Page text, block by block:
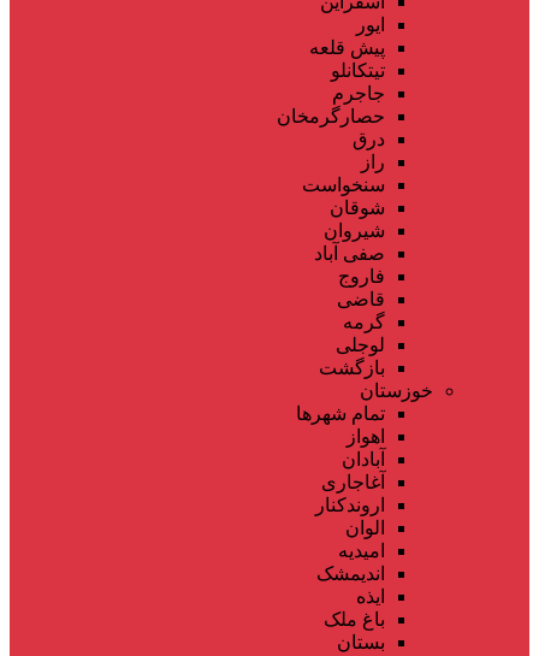
ایور
پیش قلعه
تیتکانلو
جاجرم
حصارگرمخان
درق
راز
سنخواست
شوقان
شیروان
صفی آباد
فاروج
قاضی
گرمه
لوجلی
بازگشت
خوزستان
تمام شهر‌ها
اهواز
آبادان
آغاجاری
اروندکنار
الوان
امیدیه
اندیمشک
ایذه
باغ ملک
بستان